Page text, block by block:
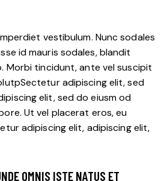
vestibulum. Nunc sodales
id mauris sodales, blandit
Morbi tincidunt, ante vel suscipit
adipiscing elit, sed
elit, sed do eiusm od
Ut vel placerat eros, eu
adipiscing elit, adipiscing elit,
OMNIS ISTE NATUS ET